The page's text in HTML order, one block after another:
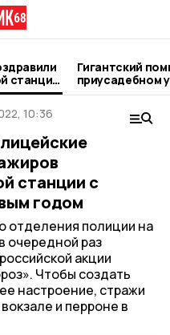
станции
Гигантский
приусадебном
жительница
10:36
станции с
годом
отделения полиции на
очередной раз
акции
Чтобы создать
настроение, стражи
и перроне в